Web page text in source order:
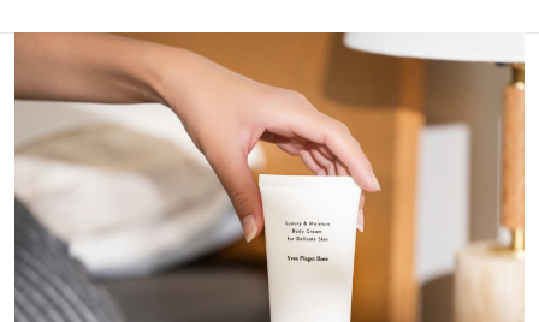
す
下
の
矢
印
キ
ー
ま
た